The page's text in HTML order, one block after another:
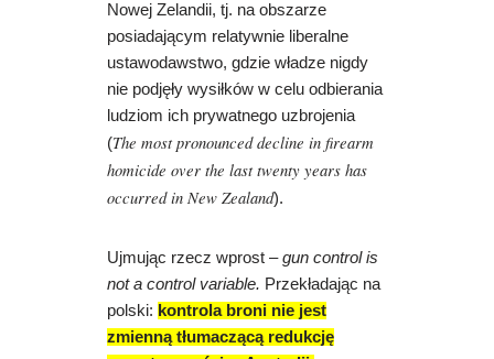
Nowej Zelandii, tj. na obszarze
posiadającym relatywnie liberalne
ustawodawstwo, gdzie władze nigdy
nie podjęły wysiłków w celu odbierania
ludziom ich prywatnego uzbrojenia
(The most pronounced decline in firearm
homicide over the last twenty years has
occurred in New Zealand).
Ujmując rzecz wprost –gun control is
not a control variable. Przekładając na
polski: kontrola broni nie jest
zmienną tłumaczącą redukcję